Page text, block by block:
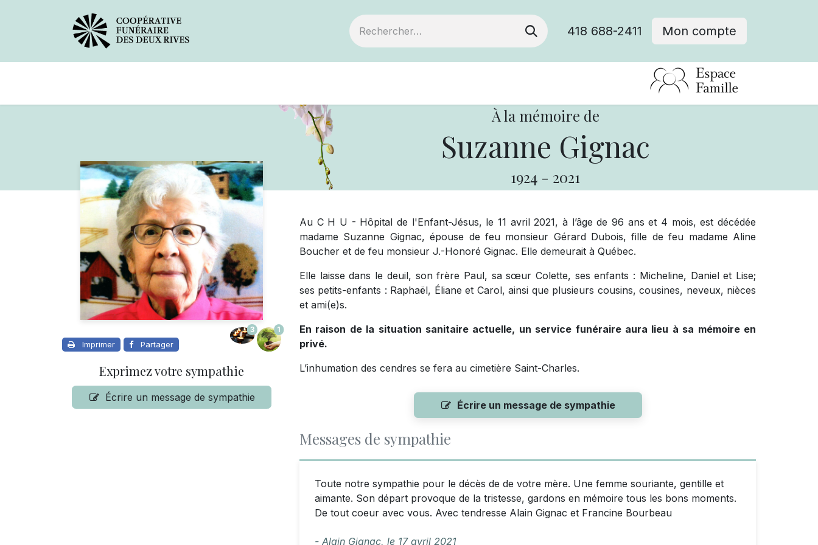
418 688-2411 Mon compte
À la mémoire de
Suzanne Gignac
1924 - 2021
Imprimer Partager
3 1
Exprimez votre sympathie
Écrire un message de sympathie
Au C H U - Hôpital de l'Enfant-Jésus, le 11 avril 2021, à l’âge de 96 ans et 4 mois, est décédée
madame Suzanne Gignac, épouse de feu monsieur Gérard Dubois, fille de feu madame Aline
Boucher et de feu monsieur J.-Honoré Gignac. Elle demeurait à Québec.
Elle laisse dans le deuil, son frère Paul, sa sœur Colette, ses enfants : Micheline, Daniel et Lise;
ses petits-enfants : Raphaël, Éliane et Carol, ainsi que plusieurs cousins, cousines, neveux, nièces
et ami(e)s.
En raison de la situation sanitaire actuelle, un service funéraire aura lieu à sa mémoire en
privé.
L’inhumation des cendres se fera au cimetière Saint-Charles.
Écrire un message de sympathie
Messages de sympathie
Toute notre sympathie pour le décès de de votre mère. Une femme souriante, gentille et
aimante. Son départ provoque de la tristesse, gardons en mémoire tous les bons moments.
De tout coeur avec vous. Avec tendresse Alain Gignac et Francine Bourbeau
- Alain Gignac, le 17 avril 2021